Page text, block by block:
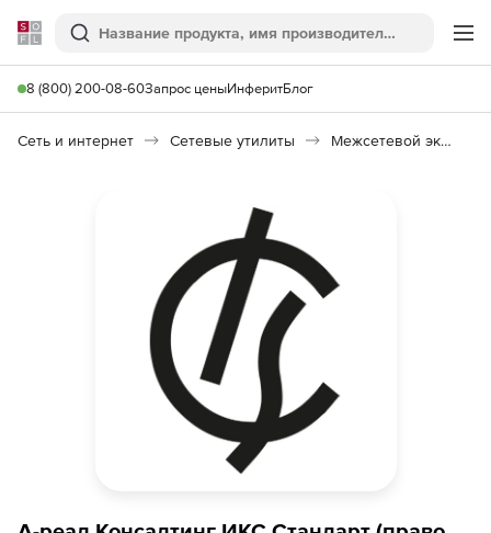
Softline
Поиск
8 (800) 200-08-60Запрос ценыИнферитБлог
Сеть и интернет Сетевые утилиты Межсетевой экран ИКС